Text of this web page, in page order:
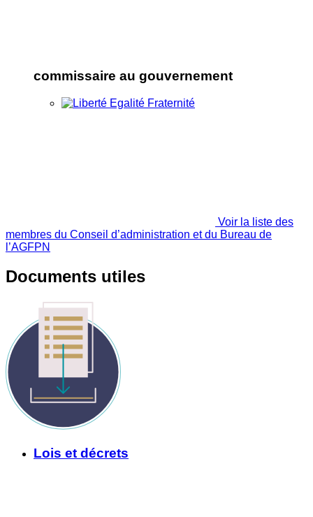
commissaire au gouvernement
Voir la liste des
membres du Conseil d’administration et du Bureau de
l’AGFPN
Documents utiles
Lois et décrets